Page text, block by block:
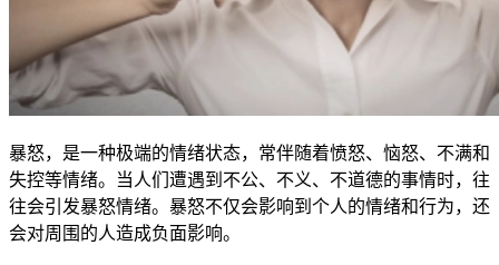
暴怒，是一种极端的情绪状态，常伴随着愤怒、恼怒、不满和
失控等情绪。当人们遭遇到不公、不义、不道德的事情时，往
往会引发暴怒情绪。暴怒不仅会影响到个人的情绪和行为，还
会对周围的人造成负面影响。